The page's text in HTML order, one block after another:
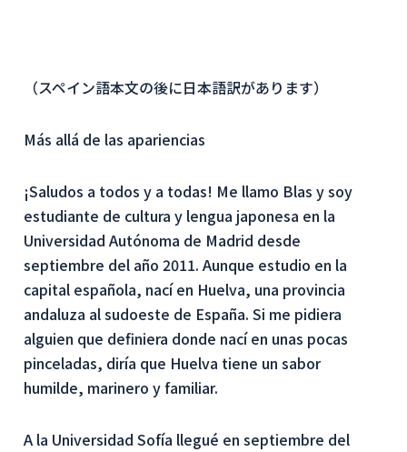
（スペイン語本文の後に日本語訳があります）
Más allá de las apariencias
¡Saludos a todos y a todas! Me llamo Blas y soy
estudiante de cultura y lengua japonesa en la
Universidad Autónoma de Madrid desde
septiembre del año 2011. Aunque estudio en la
capital española, nací en Huelva, una provincia
andaluza al sudoeste de España. Si me pidiera
alguien que definiera donde nací en unas pocas
pinceladas, diría que Huelva tiene un sabor
humilde, marinero y familiar.
A la Universidad Sofía llegué en septiembre del